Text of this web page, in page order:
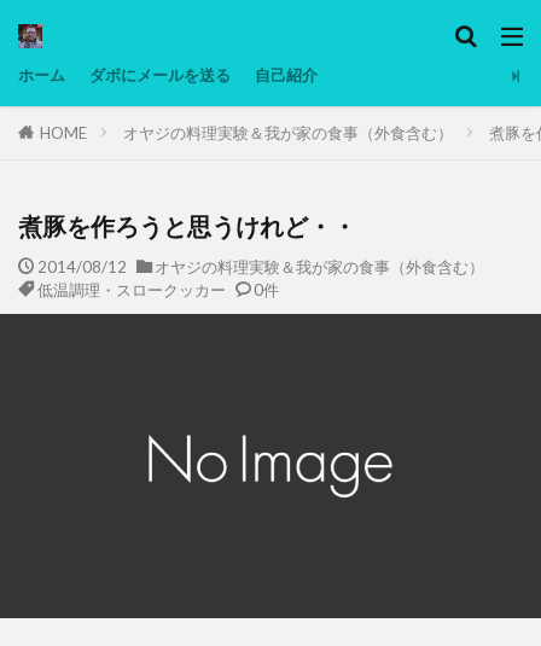
ホーム ダボにメールを送る 自己紹介
HOME オヤジの料理実験＆我が家の食事（外食含む） 煮豚を
煮豚を作ろうと思うけれど・・
2014/08/12
オヤジの料理実験＆我が家の食事（外食含む）
低温調理・スロークッカー
0件
タグ
マレーシア動画
ヨーグルト
備忘録
動画 日本人村社会